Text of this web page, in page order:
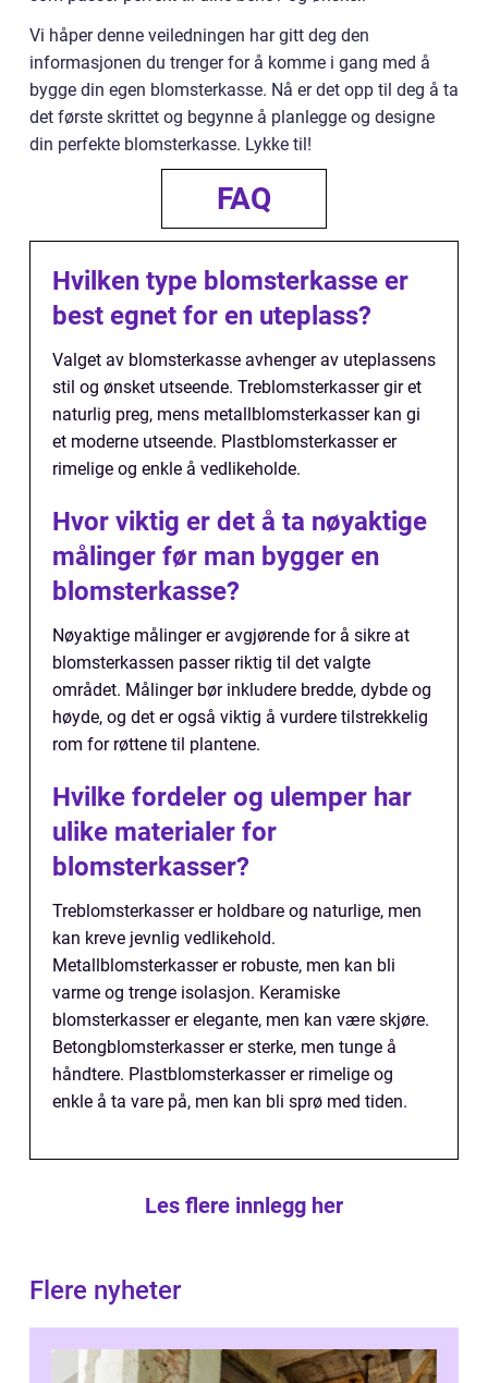
Vi håper denne veiledningen har gitt deg den
informasjonen du trenger for å komme i gang med å
bygge din egen blomsterkasse. Nå er det opp til deg å ta
det første skrittet og begynne å planlegge og designe
din perfekte blomsterkasse. Lykke til!
FAQ
Hvilken type blomsterkasse er
best egnet for en uteplass?
Valget av blomsterkasse avhenger av uteplassens
stil og ønsket utseende. Treblomsterkasser gir et
naturlig preg, mens metallblomsterkasser kan gi
et moderne utseende. Plastblomsterkasser er
rimelige og enkle å vedlikeholde.
Hvor viktig er det å ta nøyaktige
målinger før man bygger en
blomsterkasse?
Nøyaktige målinger er avgjørende for å sikre at
blomsterkassen passer riktig til det valgte
området. Målinger bør inkludere bredde, dybde og
høyde, og det er også viktig å vurdere tilstrekkelig
rom for røttene til plantene.
Hvilke fordeler og ulemper har
ulike materialer for
blomsterkasser?
Treblomsterkasser er holdbare og naturlige, men
kan kreve jevnlig vedlikehold.
Metallblomsterkasser er robuste, men kan bli
varme og trenge isolasjon. Keramiske
blomsterkasser er elegante, men kan være skjøre.
Betongblomsterkasser er sterke, men tunge å
håndtere. Plastblomsterkasser er rimelige og
enkle å ta vare på, men kan bli sprø med tiden.
Les flere innlegg her
Flere nyheter